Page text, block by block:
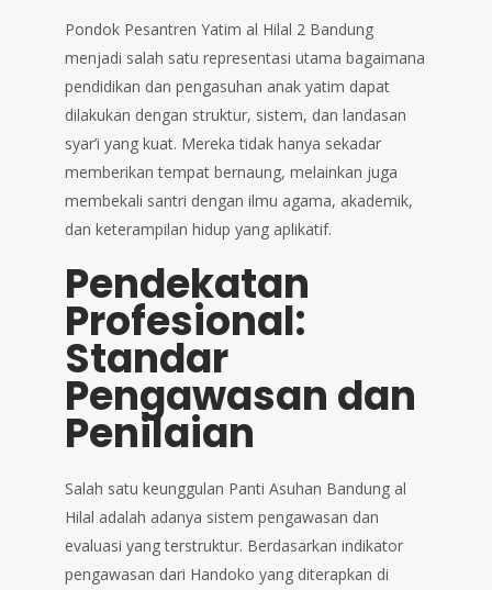
Pondok Pesantren Yatim al Hilal 2 Bandung
menjadi salah satu representasi utama bagaimana
pendidikan dan pengasuhan anak yatim dapat
dilakukan dengan struktur, sistem, dan landasan
syar’i yang kuat. Mereka tidak hanya sekadar
memberikan tempat bernaung, melainkan juga
membekali santri dengan ilmu agama, akademik,
dan keterampilan hidup yang aplikatif.
Pendekatan
Profesional:
Standar
Pengawasan dan
Penilaian
Salah satu keunggulan Panti Asuhan Bandung al
Hilal adalah adanya sistem pengawasan dan
evaluasi yang terstruktur. Berdasarkan indikator
pengawasan dari Handoko yang diterapkan di